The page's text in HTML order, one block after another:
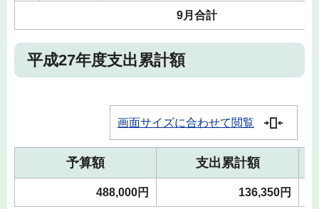
9月合計
平成27年度支出累計額
画面サイズに合わせて閲覧
予算額 支出累計額
488,000円 136,350円